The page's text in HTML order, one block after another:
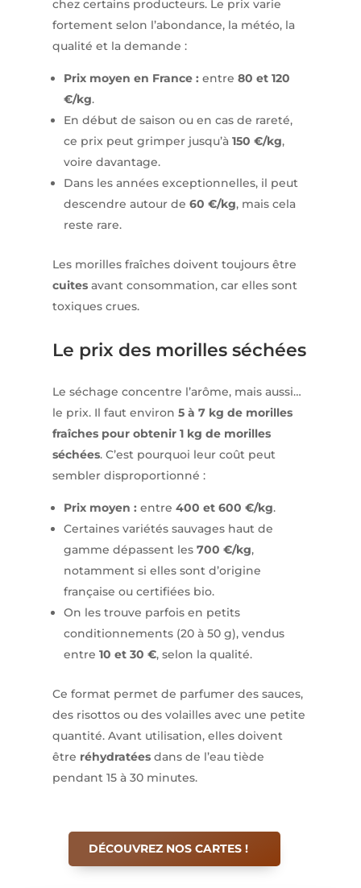
chez certains producteurs. Le prix varie
fortement selon l’abondance, la météo, la
qualité et la demande :
Prix moyen en France : entre 80 et 120
€/kg.
En début de saison ou en cas de rareté,
ce prix peut grimper jusqu’à 150 €/kg,
voire davantage.
Dans les années exceptionnelles, il peut
descendre autour de 60 €/kg, mais cela
reste rare.
Les morilles fraîches doivent toujours être
cuitesavant consommation, car elles sont
toxiques crues.
Le prix des morilles séchées
Le séchage concentre l’arôme, mais aussi…
le prix. Il faut environ 5 à 7 kg de morilles
fraîches pour obtenir 1 kg de morilles
séchées. C’est pourquoi leur coût peut
sembler disproportionné :
Prix moyen : entre 400 et 600 €/kg.
Certaines variétés sauvages haut de
gamme dépassent les 700 €/kg,
notamment si elles sont d’origine
française ou certifiées bio.
On les trouve parfois en petits
conditionnements (20 à 50 g), vendus
entre 10 et 30 €, selon la qualité.
Ce format permet de parfumer des sauces,
des risottos ou des volailles avec une petite
quantité. Avant utilisation, elles doivent
être réhydratéesdans de l’eau tiède
pendant 15 à 30 minutes.
DÉCOUVREZ NOS CARTES !